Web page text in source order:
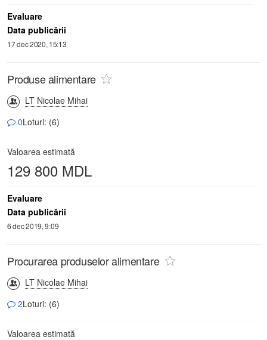
Evaluare
Data publicării
17 dec 2020, 15:13
Produse alimentare
LT Nicolae Mihai
0Loturi: (6)
Valoarea estimată
129 800 MDL
Evaluare
Data publicării
6 dec 2019, 9:09
Procurarea produselor alimentare
LT Nicolae Mihai
2Loturi: (6)
Valoarea estimată